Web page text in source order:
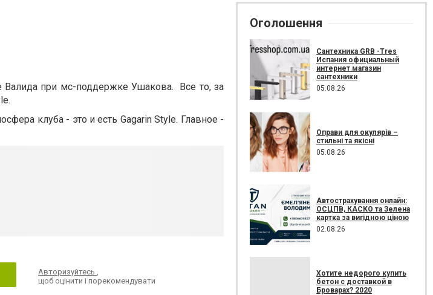
Валида при мс-поддержке Ушакова. Все то, за
клуба - это и есть Gagarin Style. Главное -
Авторизуйтесь,
щоб оцінити і порекомендувати
Оголошення
Сантехника GRB -Tres
Испания официальный
интернет магазин
сантехники
05.08.26
Оправи для окулярів –
стильні та якісні
05.08.26
Автострахування онлайн:
ОСЦПВ, КАСКО та Зелена
картка за вигідною ціною
02.08.26
Хотите недорого купить
бетон с доставкой в
Броварах? 2020